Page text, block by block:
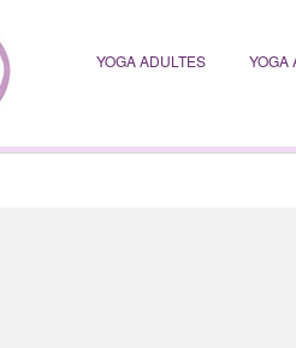
YOGA ADULTES YOGA